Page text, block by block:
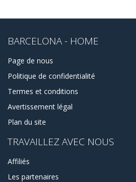
BARCELONA - HOME
Page de nous
Politique de confidentialité
Termes et conditions
Avertissement légal
Plan du site
TRAVAILLEZ AVEC NOUS
Affiliés
Les partenaires